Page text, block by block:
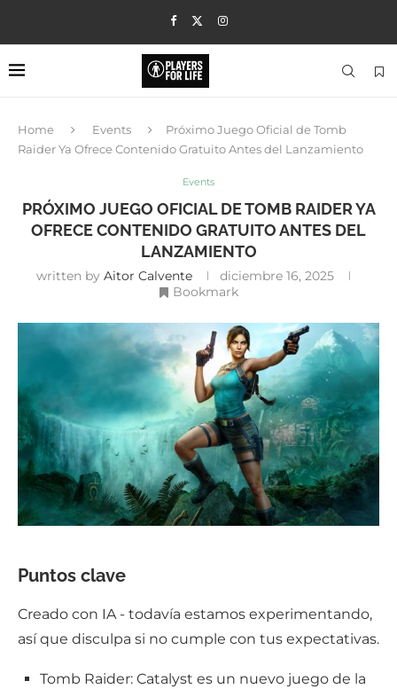
Home Events
Próximo Juego Oficial de Tomb
Raider Ya Ofrece Contenido Gratuito Antes del Lanzamiento
Events
PRÓXIMO JUEGO OFICIAL DE TOMB RAIDER YA
OFRECE CONTENIDO GRATUITO ANTES DEL
LANZAMIENTO
written by Aitor Calvente
diciembre 16, 2025
Bookmark
Puntos clave
Creado con IA - todavía estamos experimentando,
así que disculpa si no cumple con tus expectativas.
Tomb Raider: Catalyst es un nuevo juego de la